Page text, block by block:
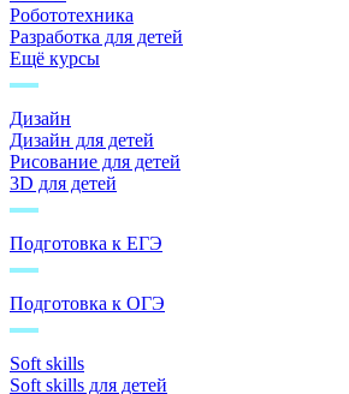
Робототехника
Разработка для детей
Ещё курсы
Дизайн
Дизайн для детей
Рисование для детей
3D для детей
Подготовка к ЕГЭ
Подготовка к ОГЭ
Soft skills
Soft skills для детей